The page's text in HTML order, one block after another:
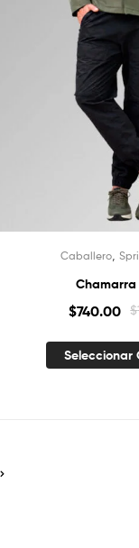
Caballero,
$
$740.00
Seleccionar